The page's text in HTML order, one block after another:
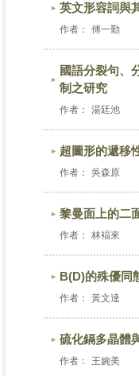
英文形容詞與
作者： 傅一勤
國語分裂句、
制之研究
作者： 湯廷池
超圖形的遞移
作者： 吳森原
黎曼面上的二
作者： 林褔來
B(D)的殊優同
作者： 黃文達
硫化鎘多晶體
作者： 王婉美